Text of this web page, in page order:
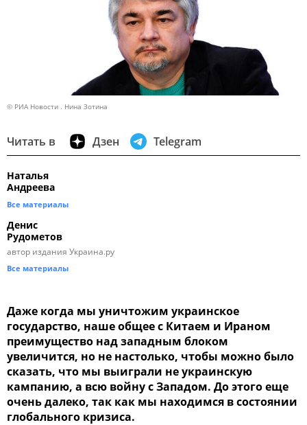
© РИА Новости . Нина Зотина
Читать в Дзен Telegram
Наталья
Андреева
Все материалы
Денис
Рудометов
автор издания Украина.ру
Все материалы
Даже когда мы уничтожим украинское
государство, наше общее с Китаем и Ираном
преимущество над западным блоком
увеличится, но не настолько, чтобы можно было
сказать, что мы выиграли не украинскую
кампанию, а всю войну с Западом. До этого еще
очень далеко, так как мы находимся в состоянии
глобального кризиса.